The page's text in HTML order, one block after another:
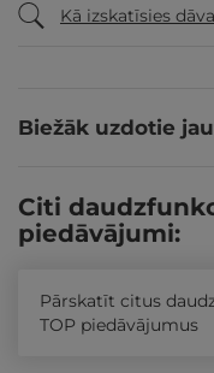
Kā izskatīsies
Biežāk uzdotie
Citi
piedāvājumi:
Pārskatīt citus
TOP piedāvājumus